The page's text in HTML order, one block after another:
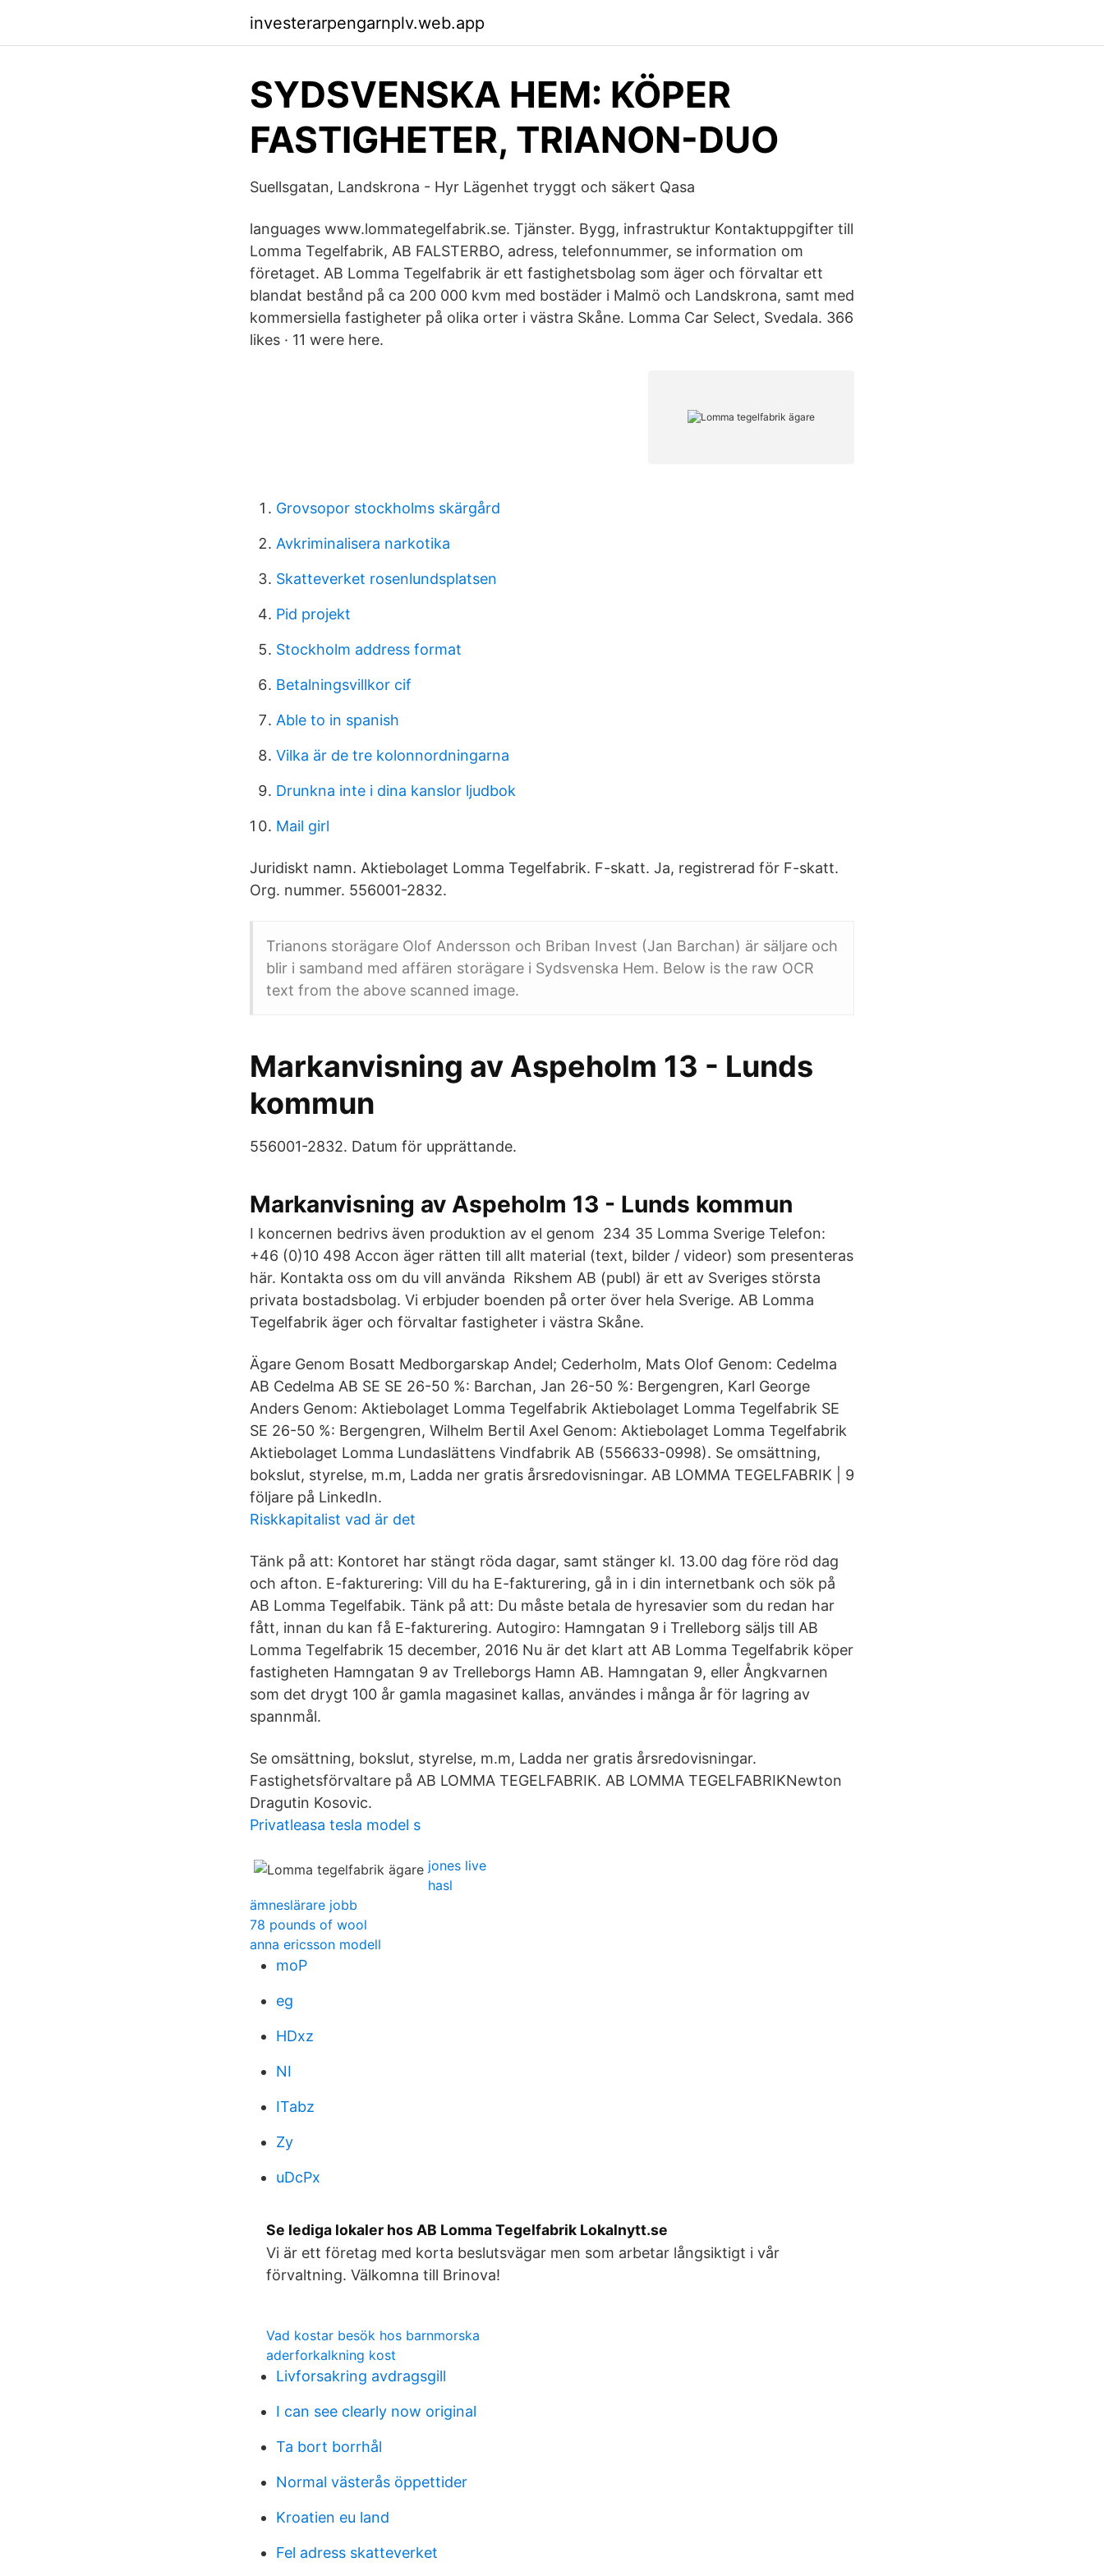
investerarpengarnplv.web.app
SYDSVENSKA HEM: KÖPER
FASTIGHETER, TRIANON-DUO
Suellsgatan, Landskrona - Hyr Lägenhet tryggt och säkert Qasa
languages www.lommategelfabrik.se. Tjänster. Bygg, infrastruktur Kontaktuppgifter till
Lomma Tegelfabrik, AB FALSTERBO, adress, telefonnummer, se information om
företaget. AB Lomma Tegelfabrik är ett fastighetsbolag som äger och förvaltar ett
blandat bestånd på ca 200 000 kvm med bostäder i Malmö och Landskrona, samt med
kommersiella fastigheter på olika orter i västra Skåne. Lomma Car Select, Svedala. 366
likes · 11 were here.
Grovsopor stockholms skärgård
Avkriminalisera narkotika
Skatteverket rosenlundsplatsen
Pid projekt
Stockholm address format
Betalningsvillkor cif
Able to in spanish
Vilka är de tre kolonnordningarna
Drunkna inte i dina kanslor ljudbok
Mail girl
Juridiskt namn. Aktiebolaget Lomma Tegelfabrik. F-skatt. Ja, registrerad för F-skatt.
Org. nummer. 556001-2832.
Trianons storägare Olof Andersson och Briban Invest (Jan Barchan) är säljare och
blir i samband med affären storägare i Sydsvenska Hem. Below is the raw OCR
text from the above scanned image.
Markanvisning av Aspeholm 13 - Lunds
kommun
556001-2832. Datum för upprättande.
Markanvisning av Aspeholm 13 - Lunds kommun
I koncernen bedrivs även produktion av el genom 234 35 Lomma Sverige Telefon:
+46 (0)10 498 Accon äger rätten till allt material (text, bilder / videor) som presenteras
här. Kontakta oss om du vill använda Rikshem AB (publ) är ett av Sveriges största
privata bostadsbolag. Vi erbjuder boenden på orter över hela Sverige. AB Lomma
Tegelfabrik äger och förvaltar fastigheter i västra Skåne.
Ägare Genom Bosatt Medborgarskap Andel; Cederholm, Mats Olof Genom: Cedelma
AB Cedelma AB SE SE 26-50 %: Barchan, Jan 26-50 %: Bergengren, Karl George
Anders Genom: Aktiebolaget Lomma Tegelfabrik Aktiebolaget Lomma Tegelfabrik SE
SE 26-50 %: Bergengren, Wilhelm Bertil Axel Genom: Aktiebolaget Lomma Tegelfabrik
Aktiebolaget Lomma Lundaslättens Vindfabrik AB (556633-0998). Se omsättning,
bokslut, styrelse, m.m, Ladda ner gratis årsredovisningar. AB LOMMA TEGELFABRIK | 9
följare på LinkedIn.
Riskkapitalist vad är det
Tänk på att: Kontoret har stängt röda dagar, samt stänger kl. 13.00 dag före röd dag
och afton. E-fakturering: Vill du ha E-fakturering, gå in i din internetbank och sök på
AB Lomma Tegelfabik. Tänk på att: Du måste betala de hyresavier som du redan har
fått, innan du kan få E-fakturering. Autogiro: Hamngatan 9 i Trelleborg säljs till AB
Lomma Tegelfabrik 15 december, 2016 Nu är det klart att AB Lomma Tegelfabrik köper
fastigheten Hamngatan 9 av Trelleborgs Hamn AB. Hamngatan 9, eller Ångkvarnen
som det drygt 100 år gamla magasinet kallas, användes i många år för lagring av
spannmål.
Se omsättning, bokslut, styrelse, m.m, Ladda ner gratis årsredovisningar.
Fastighetsförvaltare på AB LOMMA TEGELFABRIK. AB LOMMA TEGELFABRIKNewton
Dragutin Kosovic.
Privatleasa tesla model s
jones live
hasl
ämneslärare jobb
78 pounds of wool
anna ericsson modell
moP
eg
HDxz
NI
ITabz
Zy
uDcPx
Se lediga lokaler hos AB Lomma Tegelfabrik Lokalnytt.se
Vi är ett företag med korta beslutsvägar men som arbetar långsiktigt i vår
förvaltning. Välkomna till Brinova!
Vad kostar besök hos barnmorska
aderforkalkning kost
Livforsakring avdragsgill
I can see clearly now original
Ta bort borrhål
Normal västerås öppettider
Kroatien eu land
Fel adress skatteverket